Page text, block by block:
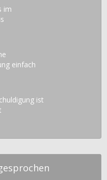
im
einfach
ist